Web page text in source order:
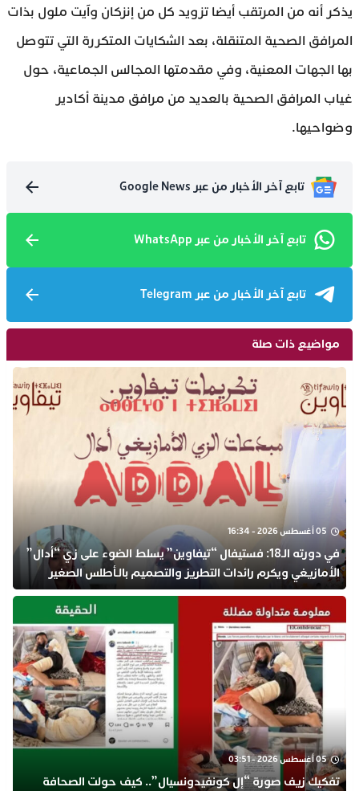
يذكر أنه من المرتقب أيضا تزويد كل من إنزكان وآيت ملول بذات
المرافق الصحية المتنقلة، بعد الشكايات المتكررة التي تتوصل
بها الجهات المعنية، وفي مقدمتها المجالس الجماعية، حول
غياب المرافق الصحية بالعديد من مرافق مدينة أكادير
وضواحيها.
تابع آخر الأخبار من عبر Google News
تابع آخر الأخبار من عبر WhatsApp
تابع آخر الأخبار من عبر Telegram
مواضيع ذات صلة
05 أغسطس 2026 - 16:34
في دورته الـ18: فستيفال “تيفاوين” يسلط الضوء على زي “أدال”
الأمازيغي ويكرم رائدات التطريز والتصميم بالـأطلس الصغير
05 أغسطس 2026 - 03:51
تفكيك زيف صورة “إل كونفيدونسيال”.. كيف حولت الصحافة